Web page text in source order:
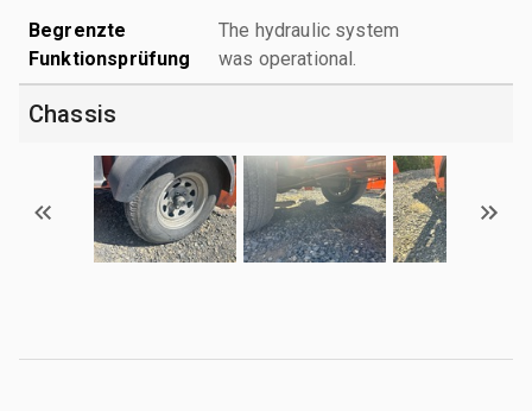
Begrenzte
Funktionsprüfung
The hydraulic system
was operational.
Chassis